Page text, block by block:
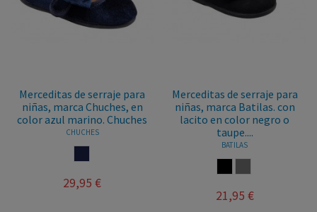
Merceditas de serraje para
niñas, marca Chuches, en
color azul marino. Chuches
CHUCHES
29,95 €
Merceditas de serraje para
niñas, marca Batilas. con
lacito en color negro o
taupe....
BATILAS
21,95 €